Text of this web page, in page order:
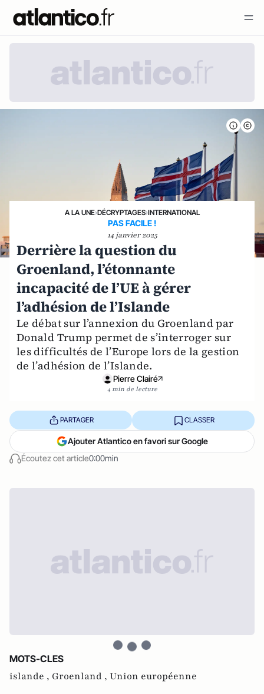
A LA UNE›DÉCRYPTAGES›INTERNATIONAL
PAS FACILE !
14 janvier 2025
Derrière la question du
Groenland, l’étonnante
incapacité de l’UE à gérer
l’adhésion de l’Islande
Le débat sur l’annexion du Groenland par
Donald Trump permet de s’interroger sur
les difficultés de l’Europe lors de la gestion
de l’adhésion de l’Islande.
Pierre Clairé
4 min de lecture
Écoutez cet article0:00min
PARTAGER CLASSER
Ajouter Atlantico en favori sur Google
MOTS-CLES
islande , Groenland , Union européenne